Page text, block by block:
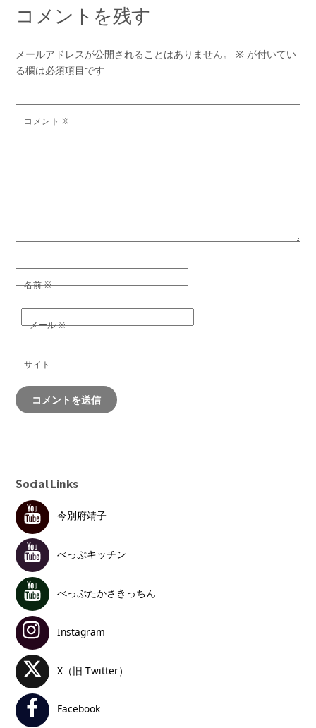
コメントを残す
メールアドレスが公開されることはありません。 ※ が付いてい
る欄は必須項目です
コメント ※
名前※
メール※
サイト
Social Links
今別府靖子
べっぷキッチン
べっぷたかさきっちん
Instagram
X（旧 Twitter）
Facebook